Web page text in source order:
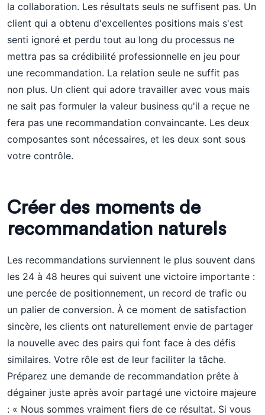
la collaboration. Les résultats seuls ne suffisent pas. Un
client qui a obtenu d'excellentes positions mais s'est
senti ignoré et perdu tout au long du processus ne
mettra pas sa crédibilité professionnelle en jeu pour
une recommandation. La relation seule ne suffit pas
non plus. Un client qui adore travailler avec vous mais
ne sait pas formuler la valeur business qu'il a reçue ne
fera pas une recommandation convaincante. Les deux
composantes sont nécessaires, et les deux sont sous
votre contrôle.
Créer des moments de
recommandation naturels
Les recommandations surviennent le plus souvent dans
les 24 à 48 heures qui suivent une victoire importante :
une percée de positionnement, un record de trafic ou
un palier de conversion. À ce moment de satisfaction
sincère, les clients ont naturellement envie de partager
la nouvelle avec des pairs qui font face à des défis
similaires. Votre rôle est de leur faciliter la tâche.
Préparez une demande de recommandation prête à
dégainer juste après avoir partagé une victoire majeure
: « Nous sommes vraiment fiers de ce résultat. Si vous